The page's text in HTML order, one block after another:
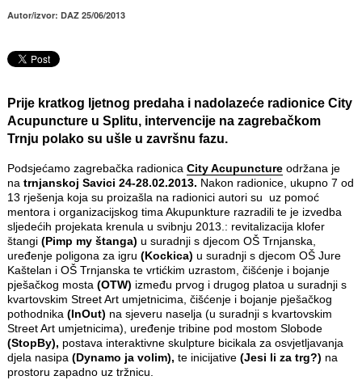
Autor/izvor: DAZ 25/06/2013
Prije kratkog ljetnog predaha i nadolazeće radionice City
Acupunctureu Splitu, intervencije na zagrebačkom
Trnju polako su ušle u završnu fazu.
Podsjećamo zagrebačka radionica City Acupunctureodržana je
na trnjanskoj Savici 24-28.02.2013. Nakon radionice, ukupno 7 od
13 rješenja koja su proizašla na radionici autori su uz pomoć
mentora i organizacijskog tima Akupunkture razradili te je izvedba
sljedećih projekata krenula u svibnju 2013.: revitalizacija klofer
štangi (Pimp my štanga) u suradnji s djecom OŠ Trnjanska,
uređenje poligona za igru (Kockica) u suradnji s djecom OŠ Jure
Kaštelan i OŠ Trnjanska te vrtićkim uzrastom, čišćenje i bojanje
pješačkog mosta (OTW) između prvog i drugog platoa u suradnji s
kvartovskim Street Art umjetnicima, čišćenje i bojanje pješačkog
pothodnika (InOut) na sjeveru naselja (u suradnji s kvartovskim
Street Art umjetnicima), uređenje tribine pod mostom Slobode
(StopBy), postava interaktivne skulpture bicikala za osvjetljavanja
djela nasipa (Dynamo ja volim), te inicijative (Jesi li za trg?) na
prostoru zapadno uz tržnicu.